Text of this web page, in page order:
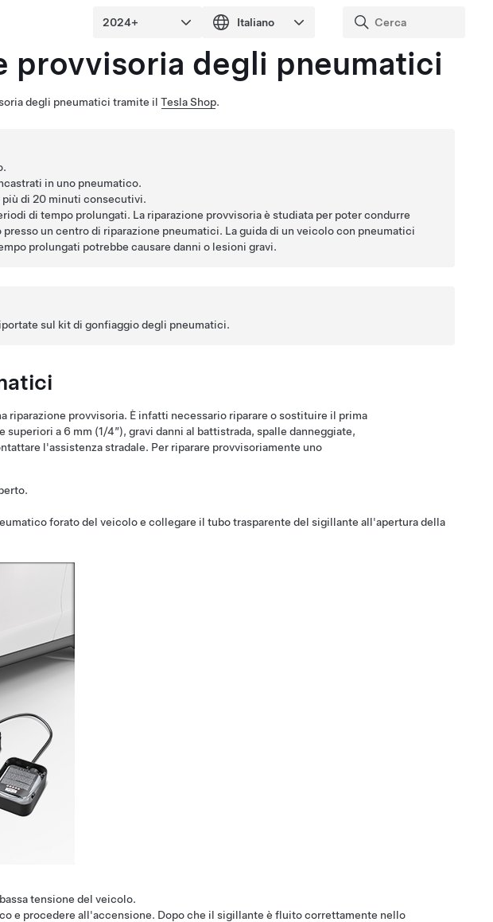
provvisoria degli pneumatici
degli pneumatici tramite il Tesla Shop.
in uno pneumatico.
più di 20 minuti consecutivi.
di tempo prolungati. La riparazione provvisoria è studiata per poter condurre
un centro di riparazione pneumatici. La guida di un veicolo con pneumatici
prolungati potrebbe causare danni o lesioni gravi.
sul kit di gonfiaggio degli pneumatici.
provvisoria. È infatti necessario riparare o sostituire il prima
a 6 mm (1/4”), gravi danni al battistrada, spalle danneggiate,
l'assistenza stradale. Per riparare provvisoriamente uno
forato del veicolo e collegare il tubo trasparente del sigillante all'apertura della
tensione del veicolo.
e procedere all'accensione. Dopo che il sigillante è fluito correttamente nello